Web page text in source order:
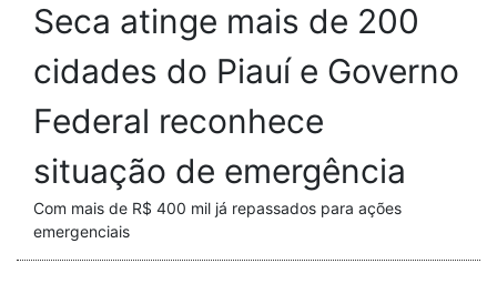
Seca atinge mais de 200
cidades do Piauí e Governo
Federal reconhece
situação de emergência
Com mais de R$ 400 mil já repassados para ações
emergenciais